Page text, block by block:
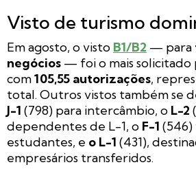
Visto de turismo
Em agosto, o visto B1/B2 — para
negócios — foi o mais solicitado
com105,55 autorizações,
total. Outros vistos também se
J-1 (798) para intercâmbio, o L-2
dependentes de L-1, o F-1
estudantes, e o L-1 (431),
empresários transferidos.